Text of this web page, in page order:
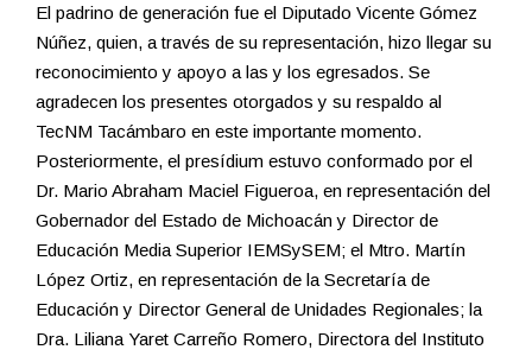
El padrino de generación fue el Diputado Vicente Gómez
Núñez, quien, a través de su representación, hizo llegar su
reconocimiento y apoyo a las y los egresados. Se
agradecen los presentes otorgados y su respaldo al
TecNM Tacámbaro en este importante momento.
Posteriormente, el presídium estuvo conformado por el
Dr. Mario Abraham Maciel Figueroa, en representación del
Gobernador del Estado de Michoacán y Director de
Educación Media Superior IEMSySEM; el Mtro. Martín
López Ortiz, en representación de la Secretaría de
Educación y Director General de Unidades Regionales; la
Dra. Liliana Yaret Carreño Romero, Directora del Instituto